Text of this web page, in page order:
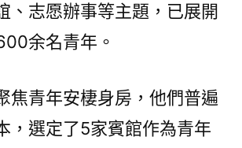
、志愿辦事等主題，已展開
余名青年。
焦青年安棲身房，他們普遍
，選定了5家賓館作為青年